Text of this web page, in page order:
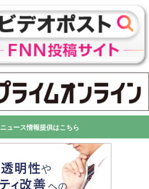
ニュース情報提供はこちら